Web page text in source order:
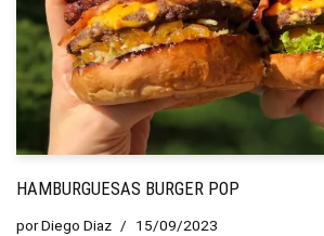
HAMBURGUESAS BURGER POP
porDiego Diaz 15/09/2023